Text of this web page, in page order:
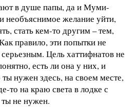
в душе папы, да и Муми-
необъяснимое желание уйти,
стать кем-то другим – тем,
правило, эти попытки не
Цель хаттифнатов не
есть ли она у них, и
ты нужен здесь, на своем месте,
то на краю света в лодке с
не нужен.